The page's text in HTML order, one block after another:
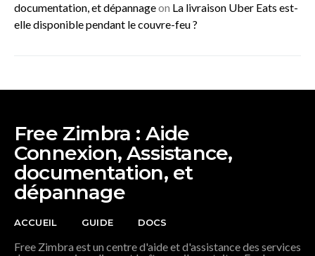
documentation, et dépannageon La livraison Uber Eats est-
elle disponible pendant le couvre-feu ?
Free Zimbra : Aide
Connexion, Assistance,
documentation, et
dépannage
ACCUEIL GUIDE DOCS
Free Zimbra est un centre d'aide et d'assistance des services